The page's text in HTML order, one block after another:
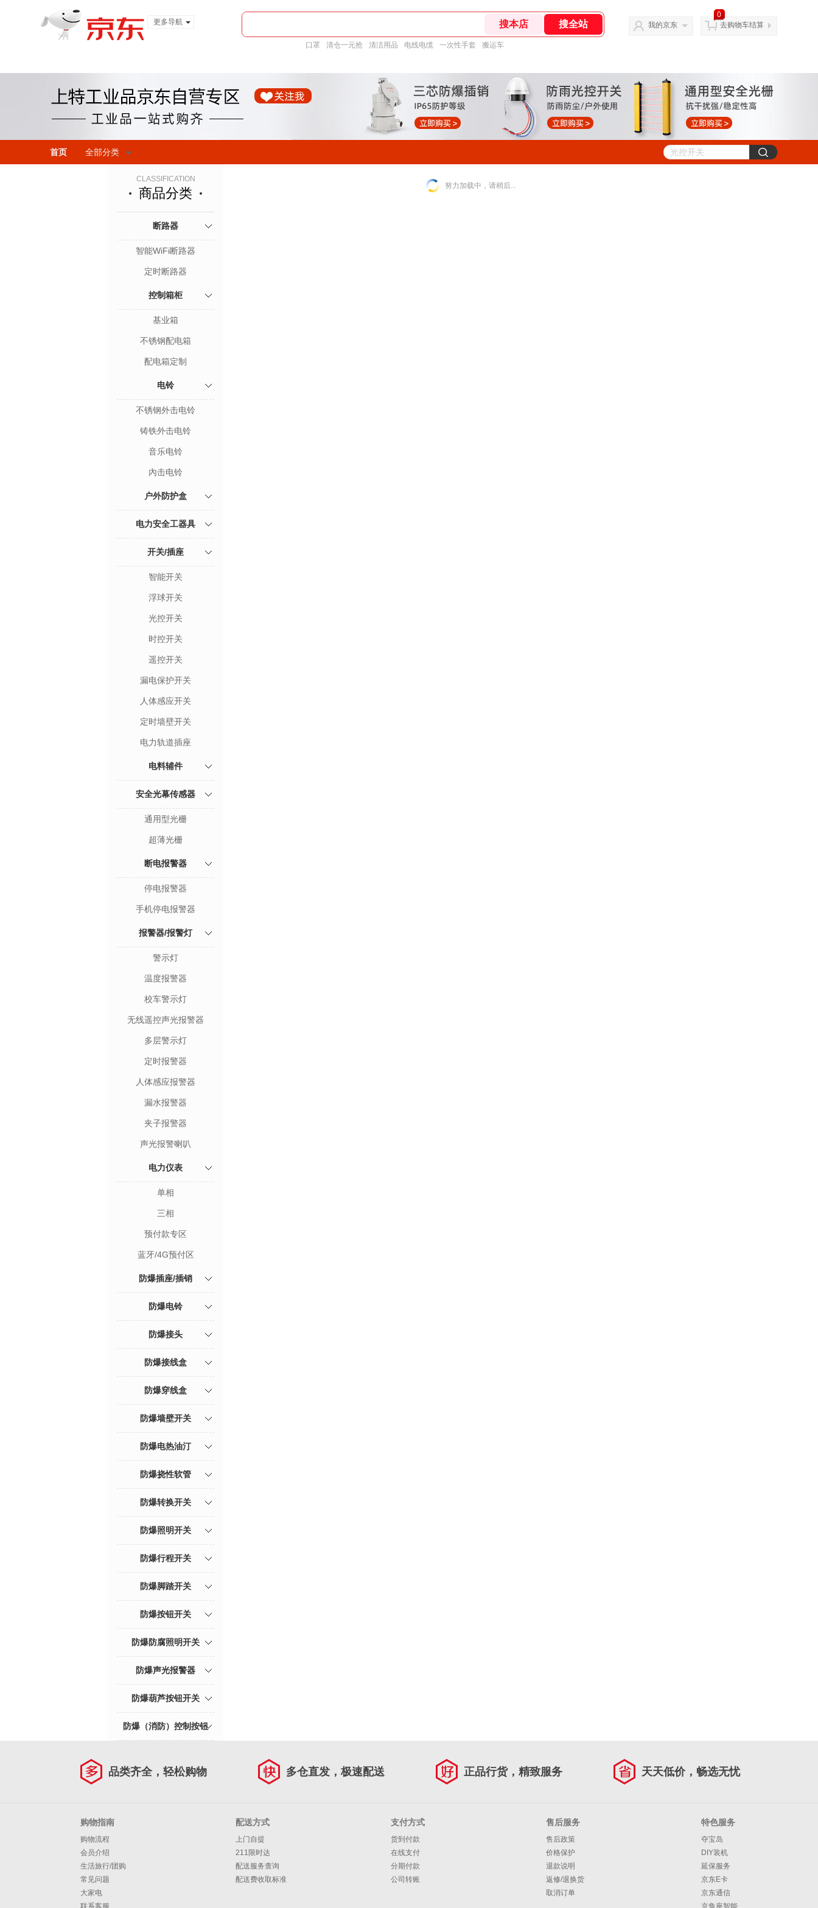
更多导航
口罩 清仓一元抢 清洁用品 电线电缆 一次性手套 搬运车
我的京东
0
去购物车结算
首页 全部分类
CLASSIFICATION
商品分类
断路器
智能WiFi断路器
定时断路器
控制箱柜
基业箱
不锈钢配电箱
配电箱定制
电铃
不锈钢外击电铃
铸铁外击电铃
音乐电铃
內击电铃
户外防护盒
电力安全工器具
开关/插座
智能开关
浮球开关
光控开关
时控开关
遥控开关
漏电保护开关
人体感应开关
定时墙壁开关
电力轨道插座
电料辅件
安全光幕传感器
通用型光栅
超薄光栅
断电报警器
停电报警器
手机停电报警器
报警器/报警灯
警示灯
温度报警器
校车警示灯
无线遥控声光报警器
多层警示灯
定时报警器
人体感应报警器
漏水报警器
夹子报警器
声光报警喇叭
电力仪表
单相
三相
预付款专区
蓝牙/4G预付区
防爆插座/插销
防爆电铃
防爆接头
防爆接线盒
防爆穿线盒
防爆墙壁开关
防爆电热油汀
防爆挠性软管
防爆转换开关
防爆照明开关
防爆行程开关
防爆脚踏开关
防爆按钮开关
防爆防腐照明开关
防爆声光报警器
防爆葫芦按钮开关
防爆（消防）控制按钮
努力加载中，请稍后...
品类齐全，轻松购物 多仓直发，极速配送 正品行货，精致服务 天天低价，畅选无忧
购物指南
购物流程
会员介绍
生活旅行/团购
常见问题
大家电
联系客服
配送方式
上门自提
211限时达
配送服务查询
配送费收取标准
支付方式
货到付款
在线支付
分期付款
公司转账
售后服务
售后政策
价格保护
退款说明
返修/退换货
取消订单
特色服务
夺宝岛
DIY装机
延保服务
京东E卡
京东通信
京鱼座智能